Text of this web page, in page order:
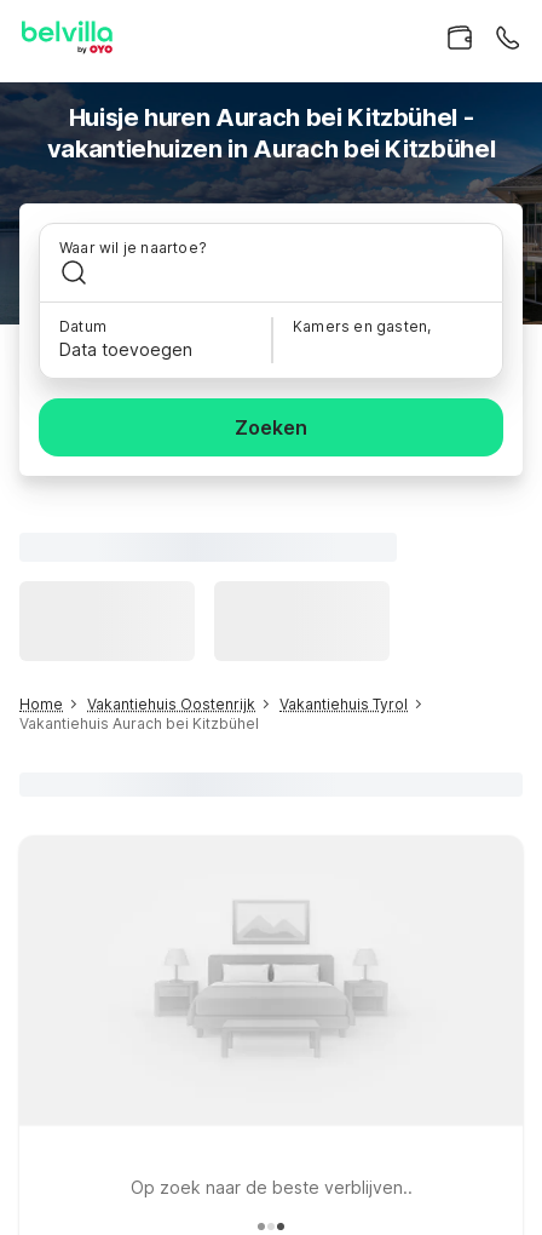
Huisje huren Aurach bei Kitzbühel -
vakantiehuizen in Aurach bei Kitzbühel
Waar wil je naartoe?
Datum
Data toevoegen
Kamers en gasten,
Zoeken
Home Vakantiehuis Oostenrijk
Vakantiehuis Tyrol
Vakantiehuis Aurach bei Kitzbühel
Op zoek naar de beste verblijven..